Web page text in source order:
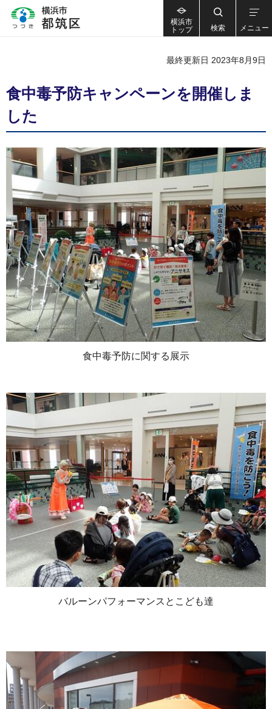
横浜市
トップ
検索 メニュー
最終更新日 2023年8月9日
食中毒予防キャンペーンを開催しま
した
食中毒予防に関する展示
バルーンパフォーマンスとこども達